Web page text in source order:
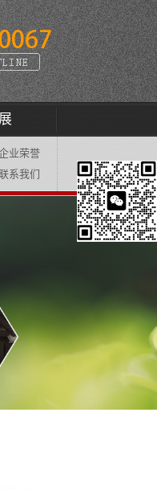
业荣誉
系我们